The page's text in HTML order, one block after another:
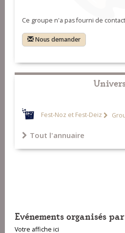
Ce groupe n'a pas fourni de
Nous demander
Fest-Noz et Fest-Deiz
Tout l'annuaire
Evénements organisés
Votre affiche ici